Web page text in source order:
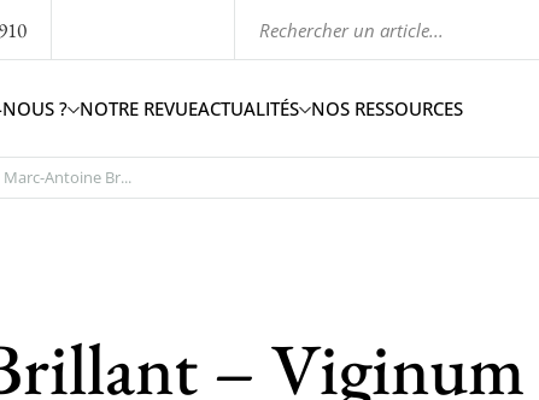
? NOTRE REVUEACTUALITÉS NOS RESSOURCES
Marc-Antoine Br...
– Viginum